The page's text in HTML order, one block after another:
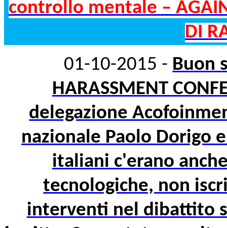
controllo mentale –
DI
01-10-2015 - Buon
HARASSMENT
delegazione
nazionale Paolo Dorigo
italiani c'erano
tecnologiche, non
interventi nel dibattito